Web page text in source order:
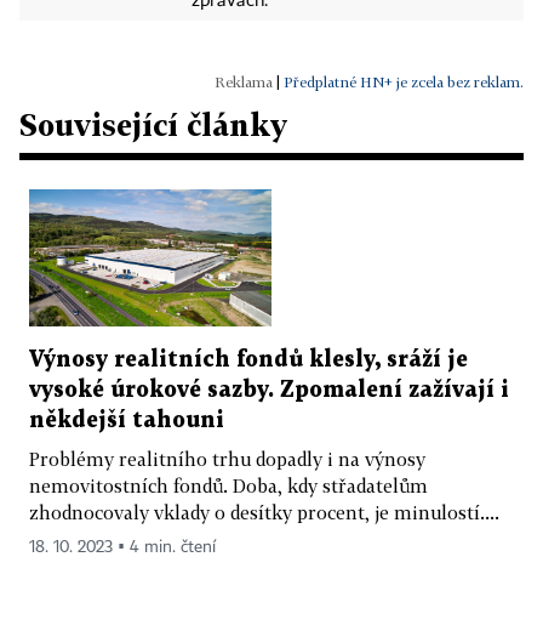
Předplatné HN+ je zcela bez reklam.
Související články
Výnosy realitních fondů klesly, sráží je
vysoké úrokové sazby. Zpomalení zažívají i
někdejší tahouni
Problémy realitního trhu dopadly i na výnosy
nemovitostních fondů. Doba, kdy střadatelům
zhodnocovaly vklady o desítky procent, je minulostí....
18. 10. 2023 ▪ 4 min. čtení